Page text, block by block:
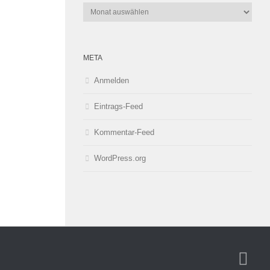
Archiv
META
Anmelden
Eintrags-Feed
Kommentar-Feed
WordPress.org